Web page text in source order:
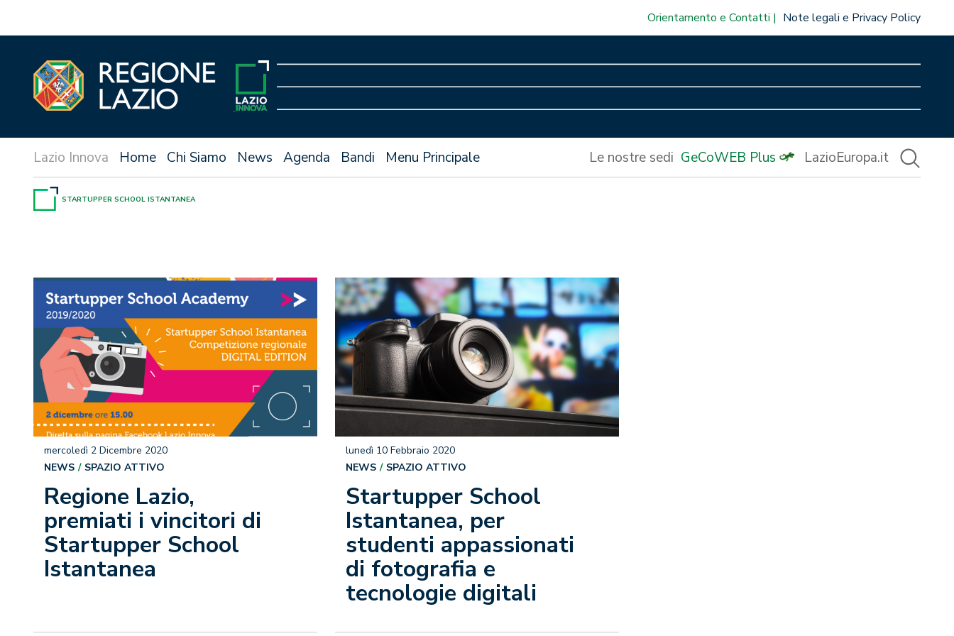
Orientamento e Contatti Note legali e Privacy Policy
Home Chi Siamo News Agenda Bandi Menu Principale Le nostre sedi GeCoWEB Plus LazioEuropa.it
STARTUPPER SCHOOL ISTANTANEA
Regione Lazio,
premiati i vincitori di
Startupper School
Istantanea
mercoledì 2 Dicembre 2020
NEWS
SPAZIO ATTIVO
Startupper School
Istantanea, per
studenti appassionati
di fotografia e
tecnologie digitali
lunedì 10 Febbraio 2020
NEWS
SPAZIO ATTIVO